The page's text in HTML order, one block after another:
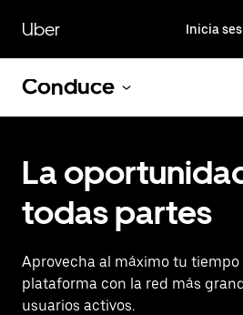
contenido
principal
Uber Inicia
Conduce
La
todas partes
Aprovecha al máximo tu
plataforma con la red más
usuarios activos.